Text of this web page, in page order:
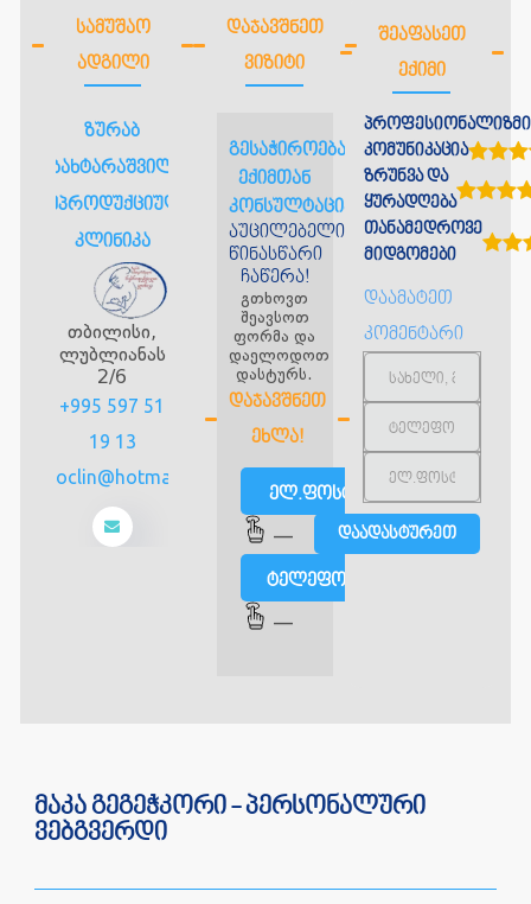
ᲡᲐᲛᲣᲨᲐᲝ
ᲐᲓᲒᲘᲚᲘ
ზურაბ
საბახტარაშვილის
რეპროდუქციული
კლინიკა
თბილისი,
ლუბლიანას
2/6
+995 597 51
19 13
zsreproclin@hotmail.com
ᲓᲐᲯᲐᲕᲨᲜᲔᲗ
ᲕᲘᲖᲘᲢᲘ
გესაჭიროებათ
ექიმთან
კონსულტაცია?
აუცილებელია
წინასწარი
ჩაწერა!
გთხოვთ
შეავსოთ
ფორმა და
დაელოდოთ
დასტურს.
ᲓᲐᲯᲐᲕᲨᲜᲔᲗ
ᲔᲮᲚᲐ!
ელ.ფოსტით
—
ტელეფონით
—
ᲨᲔᲐᲤᲐᲡᲔᲗ
ᲔᲥᲘᲛᲘ
პროფესიონალიზმი
კომუნიკაცია
ზრუნვა და
ყურადღება
თანამედროვე
მიდგომები
დაამატეთ
კომენტარი
მაკა გეგეჭკორი - პერსონალური
ვებგვერდი